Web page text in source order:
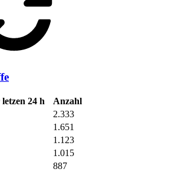
24 h
Anzahl
2.333
1.651
1.123
1.015
887